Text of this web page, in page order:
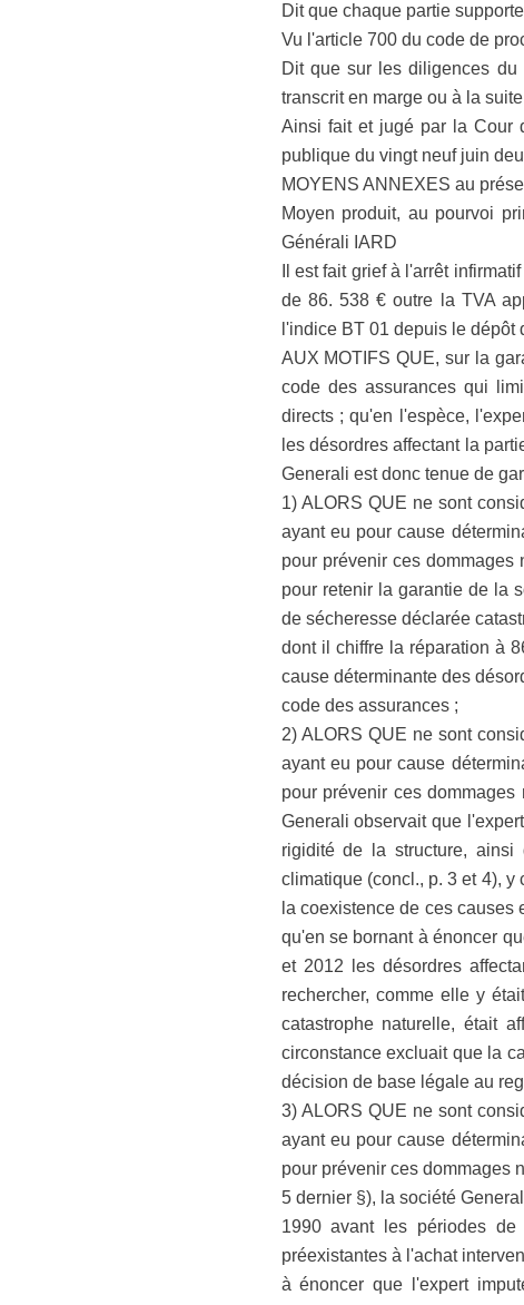
Dit que chaque partie
Vu l'article 700 du code de
Dit que sur les diligences
transcrit en marge ou à la
Ainsi fait et jugé par la Cour
publique du vingt neuf juin
MOYENS ANNEXES au
Moyen produit, au pourvoi
Générali IARD
Il est fait grief à l'arrêt
de 86. 538 € outre la TVA
l'indice BT 01 depuis le dépôt
AUX MOTIFS QUE, sur la
code des assurances qui
directs ; qu'en l'espèce,
les désordres affectant la
Generali est donc tenue de
1) ALORS QUE ne sont
ayant eu pour cause
pour prévenir ces dommages
pour retenir la garantie de la
de sécheresse déclarée
dont il chiffre la réparation à
cause déterminante des
code des assurances ;
2) ALORS QUE ne sont
ayant eu pour cause
pour prévenir ces
Generali observait que
rigidité de la structure,
climatique (concl., p. 3 et 4),
la coexistence de ces
qu'en se bornant à énoncer
et 2012 les désordres
rechercher, comme elle y
catastrophe naturelle, était
circonstance excluait que la
décision de base légale au
3) ALORS QUE ne sont
ayant eu pour cause
pour prévenir ces dommages
5 dernier §), la société
1990 avant les périodes
préexistantes à l'achat
à énoncer que l'expert